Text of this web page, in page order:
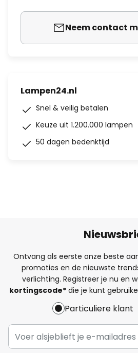
Neem contact
Lampen24.nl
Snel & veilig betalen
Keuze uit 1.200.000 lampen
50 dagen bedenktijd
Ontvang als eerste onze beste
promoties en de nieuwste
verlichting. Registreer je nu en
kortingscode*die je kunt
Particuliere klant